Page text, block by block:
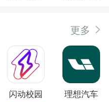
更多
闪动校园 理想汽车